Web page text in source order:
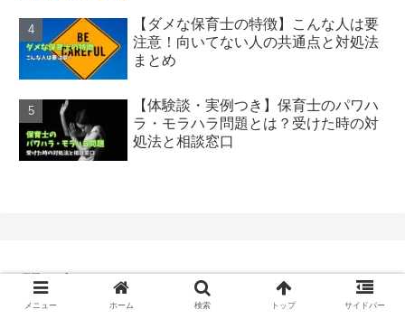
【ダメな保育士の特徴】こんな人は要
注意！向いてない人の共通点と対処法
まとめ
【体験談・実例つき】保育士のパワハ
ラ・モラハラ問題とは？受けた時の対
処法と相談窓口
問い合わせフォーム
メニュー ホーム 検索 トップ サイドバー